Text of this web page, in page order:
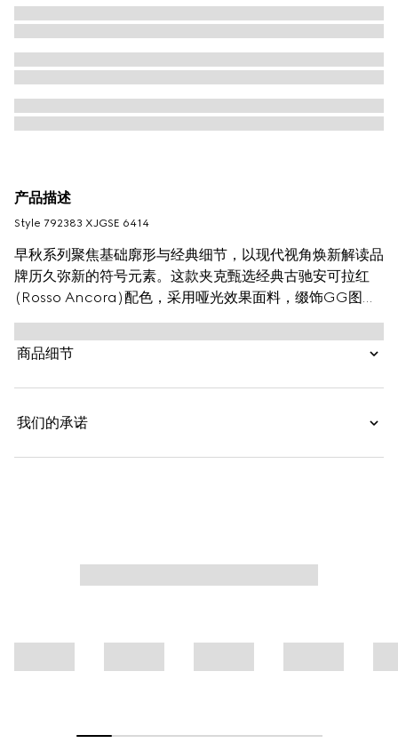
产品描述
Style ‎792383 XJGSE 6414
早秋系列聚焦基础廓形与经典细节，以现代视角焕新解读品
牌历久弥新的符号元素。这款夹克甄选经典古驰安可拉红
(Rosso Ancora)配色，采用哑光效果面料，缀饰GG图
案。
商品细节
我们的承诺